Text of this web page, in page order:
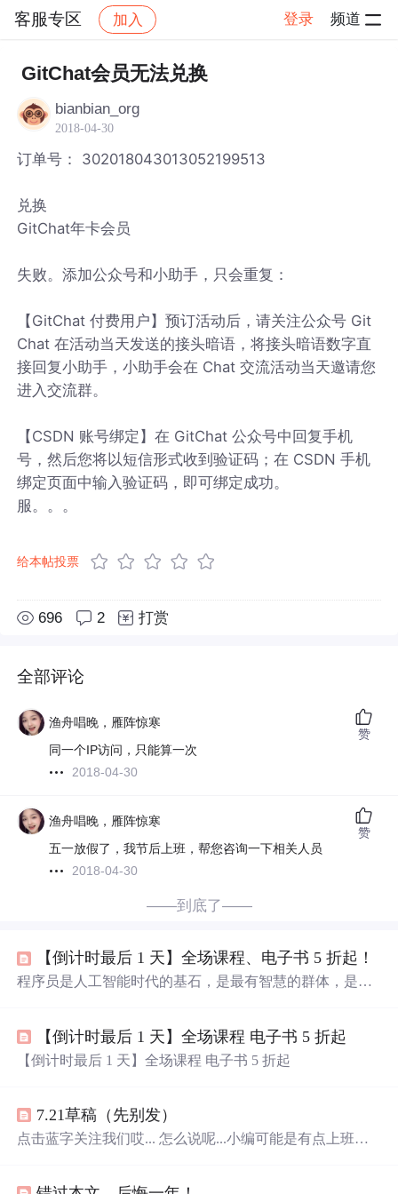
客服专区 加入 登录 频道
社区 客服专区 帖子详情
GitChat会员无法兑换
bianbian_org
2018-04-30
订单号： 302018043013052199513
兑换
GitChat年卡会员
失败。添加公众号和小助手，只会重复：
【GitChat 付费用户】预订活动后，请关注公众号 Git
Chat 在活动当天发送的接头暗语，将接头暗语数字直
接回复小助手，小助手会在 Chat 交流活动当天邀请您
进入交流群。
【CSDN 账号绑定】在 GitChat 公众号中回复手机
号，然后您将以短信形式收到验证码；在 CSDN 手机
绑定页面中输入验证码，即可绑定成功。
服。。。
给本帖投票
696 2 打赏
全部评论
渔舟唱晚，雁阵惊寒
同一个IP访问，只能算一次
2018-04-30
赞
渔舟唱晚，雁阵惊寒
五一放假了，我节后上班，帮您咨询一下相关人员
2018-04-30
赞
——到底了——
【倒计时最后 1 天】全场课程、电子书 5 折起！
程序员是人工智能时代的基石，是最有智慧的群体，是未
狂欢。【倒计时最后 1 天】全场课程 电子书 5 折起
【倒计时最后 1 天】全场课程 电子书 5 折起
7.21草稿（先别发）
点击蓝字关注我们哎... 怎么说呢...小编可能是有点上班综